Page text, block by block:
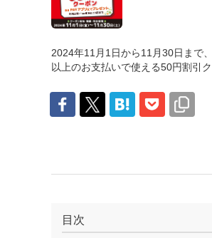
2024年11月1日から11月30日まで
以上のお支払いで使える50円割引
目次